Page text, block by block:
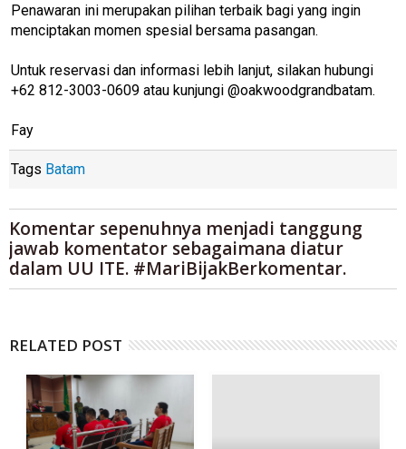
Penawaran ini merupakan pilihan terbaik bagi yang ingin
menciptakan momen spesial bersama pasangan.
Untuk reservasi dan informasi lebih lanjut, silakan hubungi
+62 812-3003-0609 atau kunjungi @oakwoodgrandbatam.
Fay
Tags Batam
Komentar sepenuhnya menjadi tanggung
jawab komentator sebagaimana diatur
dalam UU ITE. #MariBijakBerkomentar.
RELATED POST